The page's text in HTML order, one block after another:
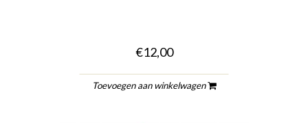
€12,00
Toevoegen aan winkelwagen